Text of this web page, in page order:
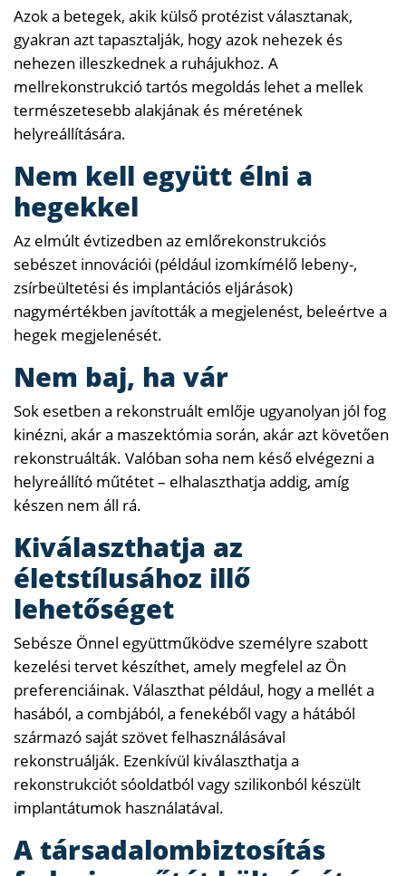
Azok a betegek, akik külső protézist választanak,
gyakran azt tapasztalják, hogy azok nehezek és
nehezen illeszkednek a ruhájukhoz. A
mellrekonstrukció tartós megoldás lehet a mellek
természetesebb alakjának és méretének
helyreállítására.
Nem kell együtt élni a
hegekkel
Az elmúlt évtizedben az emlőrekonstrukciós
sebészet innovációi (például izomkímélő lebeny-,
zsírbeültetési és implantációs eljárások)
nagymértékben javították a megjelenést, beleértve a
hegek megjelenését.
Nem baj, ha vár
Sok esetben a rekonstruált emlője ugyanolyan jól fog
kinézni, akár a maszektómia során, akár azt követően
rekonstruálták. Valóban soha nem késő elvégezni a
helyreállító műtétet – elhalaszthatja addig, amíg
készen nem áll rá.
Kiválaszthatja az
életstílusához illő
lehetőséget
Sebésze Önnel együttműködve személyre szabott
kezelési tervet készíthet, amely megfelel az Ön
preferenciáinak. Választhat például, hogy a mellét a
hasából, a combjából, a fenekéből vagy a hátából
származó saját szövet felhasználásával
rekonstruálják. Ezenkívül kiválaszthatja a
rekonstrukciót sóoldatból vagy szilikonból készült
implantátumok használatával.
A társadalombiztosítás